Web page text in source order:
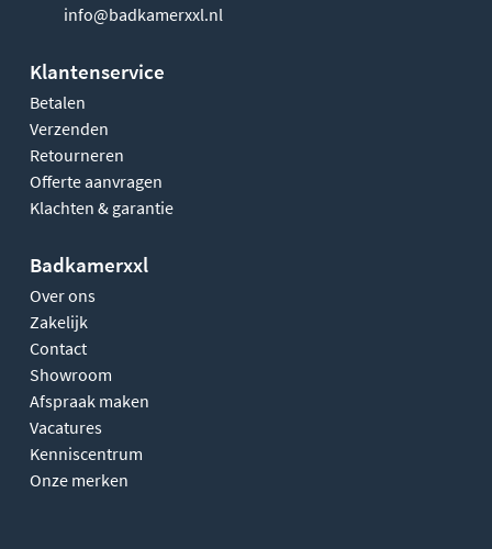
info@badkamerxxl.nl
Klantenservice
Betalen
Verzenden
Retourneren
Offerte aanvragen
Klachten & garantie
Badkamerxxl
Over ons
Zakelijk
Contact
Showroom
Afspraak maken
Vacatures
Kenniscentrum
Onze merken